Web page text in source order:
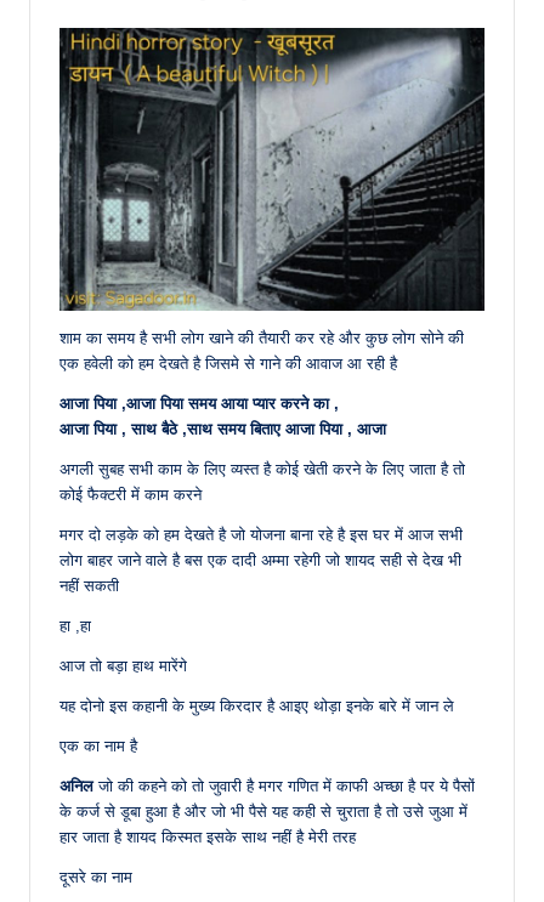
शाम का समय है सभी लोग खाने की तैयारी कर रहे और कुछ लोग सोने की
एक हवेली को हम देखते है जिसमे से गाने की आवाज आ रही है
आजा पिया ,आजा पिया समय आया प्यार करने का ,
आजा पिया , साथ बैठे ,साथ समय बिताए आजा पिया , आजा
अगली सुबह सभी काम के लिए व्यस्त है कोई खेती करने के लिए जाता है तो
कोई फैक्टरी में काम करने
मगर दो लड़के को हम देखते है जो योजना बाना रहे है इस घर में आज सभी
लोग बाहर जाने वाले है बस एक दादी अम्मा रहेगी जो शायद सही से देख भी
नहीं सकती
हा ,हा
आज तो बड़ा हाथ मारेंगे
यह दोनो इस कहानी के मुख्य किरदार है आइए थोड़ा इनके बारे में जान ले
एक का नाम है
अनिलजो की कहने को तो जुवारी है मगर गणित में काफी अच्छा है पर ये पैसों
के कर्ज से डूबा हुआ है और जो भी पैसे यह कही से चुराता है तो उसे जुआ में
हार जाता है शायद किस्मत इसके साथ नहीं है मेरी तरह
दूसरे का नाम